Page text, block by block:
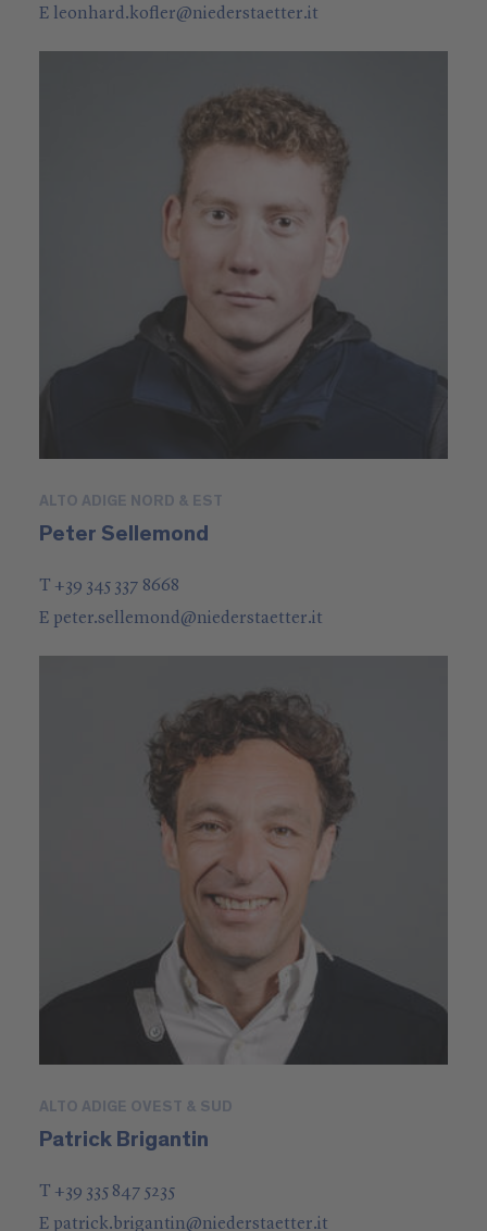
E leonhard.kofler@niederstaetter.it
ALTO ADIGE NORD & EST
Peter Sellemond
T +39 345 337 8668
E peter.sellemond@niederstaetter.it
ALTO ADIGE OVEST & SUD
Patrick Brigantin
T +39 335 847 5235
E patrick.brigantin@niederstaetter.it